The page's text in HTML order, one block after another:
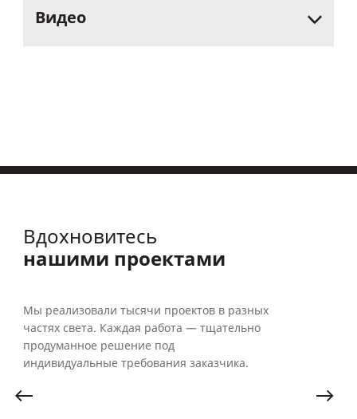
Видео
Вдохновитесь
нашими проектами
Мы реализовали тысячи проектов в разных
частях света. Каждая работа — тщательно
продуманное решение под
индивидуальные требования заказчика.